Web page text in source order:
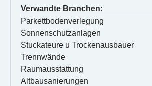
Verwandte Branchen:
Parkettbodenverlegung
Sonnenschutzanlagen
Stuckateure u Trockenausbauer
Trennwände
Raumausstattung
Altbausanierungen